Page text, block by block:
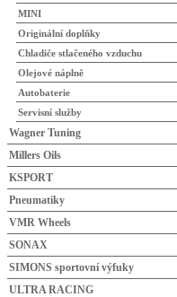
MINI
Originální doplňky
Chladiče stlačeného vzduchu
Olejové náplně
Autobaterie
Servisní služby
Wagner Tuning
Millers Oils
KSPORT
Pneumatiky
VMR Wheels
SONAX
SIMONS sportovní výfuky
ULTRA RACING